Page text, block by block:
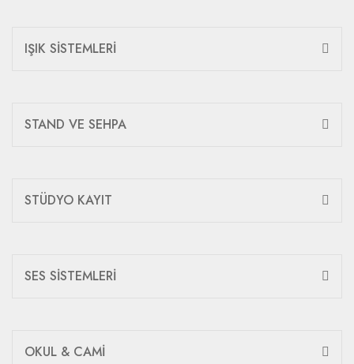
IŞIK SİSTEMLERİ
STAND VE SEHPA
STÜDYO KAYIT
SES SİSTEMLERİ
OKUL & CAMİ